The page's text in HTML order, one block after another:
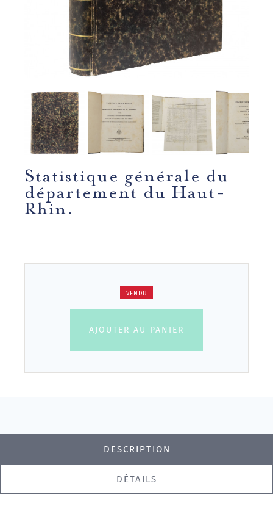
Statistique générale du
département du Haut-
Rhin.
VENDU
AJOUTER AU PANIER
DESCRIPTION
DÉTAILS